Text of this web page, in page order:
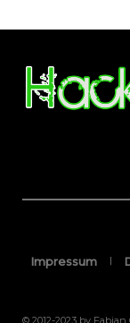
Impressum